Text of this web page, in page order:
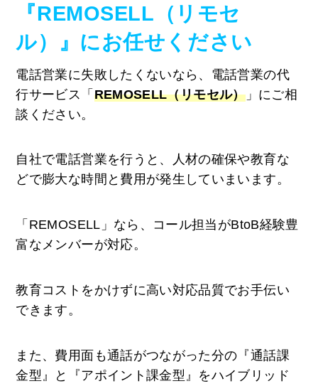
『REMOSELL（リモセ
ル）』にお任せください
電話営業に失敗したくないなら、電話営業の代
行サービス「 REMOSELL（リモセル）」にご相
談ください。
自社で電話営業を行うと、人材の確保や教育な
どで膨大な時間と費用が発生していまいます。
「REMOSELL」なら、コール担当がBtoB経験豊
富なメンバーが対応。
教育コストをかけずに高い対応品質でお手伝い
できます。
また、費用面も通話がつながった分の『通話課
金型』と『アポイント課金型』をハイブリッド